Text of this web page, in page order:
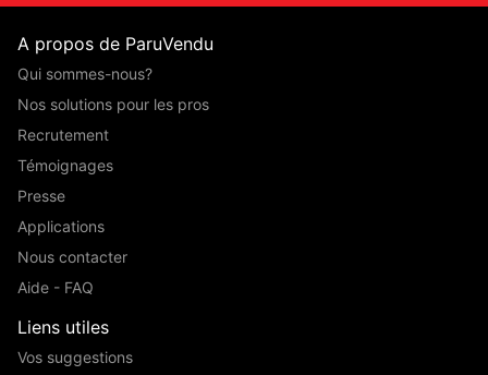
A propos de ParuVendu
Qui sommes-nous?
Nos solutions pour les pros
Recrutement
Témoignages
Presse
Applications
Nous contacter
Aide - FAQ
Liens utiles
Vos suggestions